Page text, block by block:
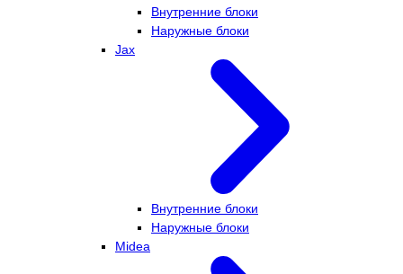
Внутренние блоки
Наружные блоки
Jax
Внутренние блоки
Наружные блоки
Midea